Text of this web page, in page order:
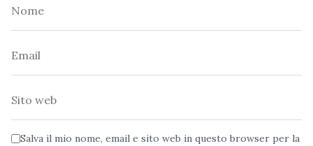
Salva il mio nome, email e sito web in questo browser per la